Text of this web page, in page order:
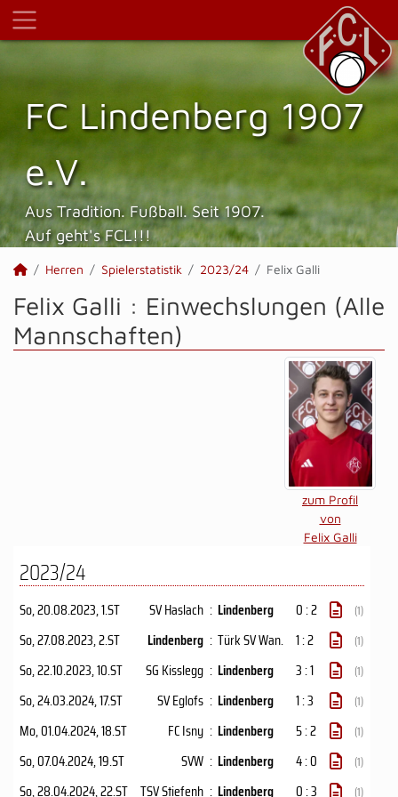
FC Lindenberg 1907
e.V.
Aus Tradition. Fußball. Seit 1907.
Auf geht's FCL!!!
Herren Spielerstatistik 2023/24 Felix Galli
Felix Galli : Einwechslungen (Alle
Mannschaften)
zum Profil
von
Felix Galli
2023/24
So, 20.08.2023, 1.ST SV Haslach : Lindenberg 0 : 2 (1)
So, 27.08.2023, 2.ST Lindenberg : Türk SV Wan. 1 : 2 (1)
So, 22.10.2023, 10.ST SG Kisslegg : Lindenberg 3 : 1 (1)
So, 24.03.2024, 17.ST SV Eglofs : Lindenberg 1 : 3 (1)
Mo, 01.04.2024, 18.ST FC Isny : Lindenberg 5 : 2 (1)
So, 07.04.2024, 19.ST SVW : Lindenberg 4 : 0 (1)
So, 28.04.2024, 22.ST TSV Stiefenh : Lindenberg 0 : 3 (1)